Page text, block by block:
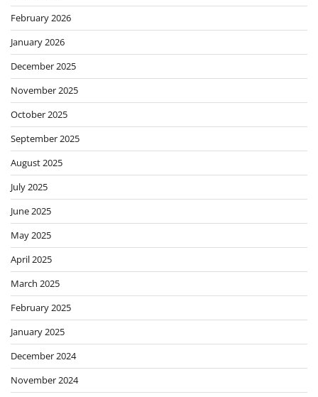
February 2026
January 2026
December 2025
November 2025
October 2025
September 2025
August 2025
July 2025
June 2025
May 2025
April 2025
March 2025
February 2025
January 2025
December 2024
November 2024